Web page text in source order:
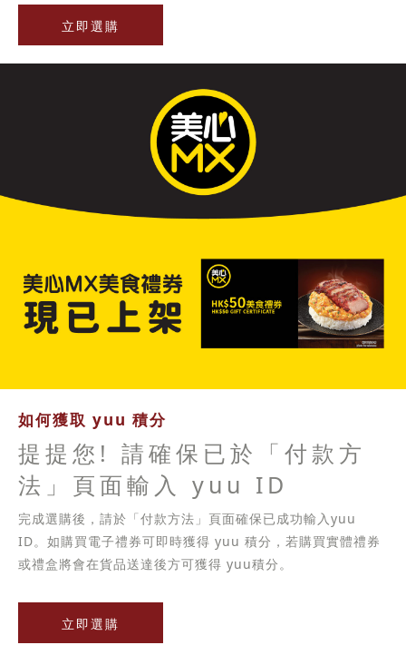
立即選購
如何獲取 yuu 積分
提提您! 請確保已於「付款方
法」頁面輸入 yuu ID
完成選購後，請於「付款方法」頁面確保已成功輸入yuu
ID。如購買電子禮券可即時獲得 yuu 積分，若購買實體禮券
或禮盒將會在貨品送達後方可獲得 yuu積分。
立即選購